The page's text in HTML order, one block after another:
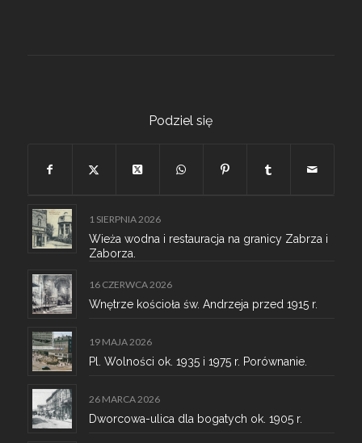
Podziel się
1 SIERPNIA 2026
Wieża wodna i restauracja na granicy Zabrza i
Zaborza.
16 CZERWCA 2026
Wnętrze kościoła św. Andrzeja przed 1915 r.
19 MAJA 2026
Pl. Wolności ok. 1935 i 1975 r. Porównanie.
26 MARCA 2026
Dworcowa-ulica dla bogatych ok. 1905 r.